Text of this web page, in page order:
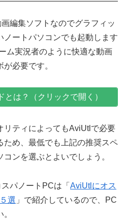
編集ソフトなのでグラフィッ
ノートパソコンでも起動します
ム実況者のように快適な動画
必要です。
とは？（クリックで開く）
リティによってもAviUtlで必要
ため、最低でも上記の推奨スペ
ンを選ぶとよいでしょう。
パノートPCは「 AviUtlにオス
選 」で紹介しているので、PC